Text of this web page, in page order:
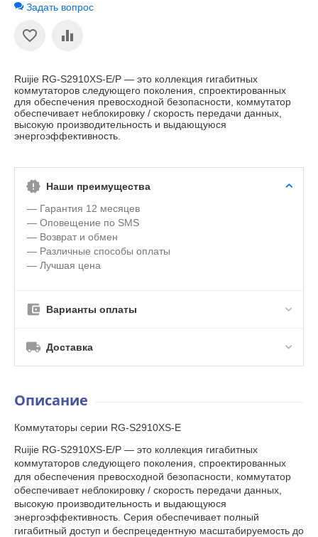
Задать вопрос
Ruijie RG-S2910XS-E/P — это коллекция гигабитных
коммутаторов следующего поколения, спроектированных
для обеспечения превосходной безопасности, коммутатор
обеспечивает неблокировку / скорость передачи данных,
высокую производительность и выдающуюся
энергоэффективность.
Наши преимущества
— Гарантия 12 месяцев
— Оповещение по SMS
— Возврат и обмен
— Различные способы оплаты
— Лучшая цена
Варианты оплаты
Доставка
Описание
Коммутаторы серии RG-S2910XS-E
Ruijie RG-S2910XS-E/P — это коллекция гигабитных
коммутаторов следующего поколения, спроектированных
для обеспечения превосходной безопасности, коммутатор
обеспечивает неблокировку / скорость передачи данных,
высокую производительность и выдающуюся
энергоэффективность. Серия обеспечивает полный
гигабитный доступ и беспрецедентную масштабируемость до